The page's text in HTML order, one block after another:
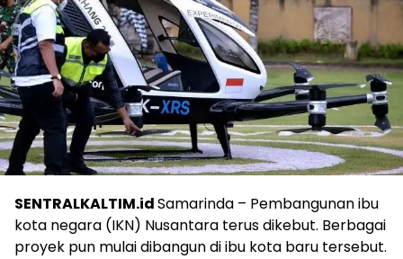
SENTRALKALTIM.idSamarinda – Pembangunan ibu
kota negara (IKN) Nusantara terus dikebut. Berbagai
proyek pun mulai dibangun di ibu kota baru tersebut.